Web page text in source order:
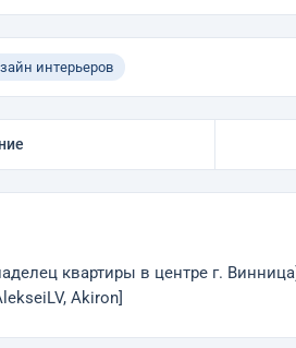
интерьеров
квартиры в центре г.
Akiron]